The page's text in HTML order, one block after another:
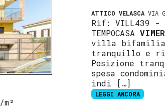
ATTICO VELASCA VIA
Rif: VILL439 -
TEMPOCASA
villa
tranquillo e
Posizione
spesa
indi […]
LEGGI ANCORA